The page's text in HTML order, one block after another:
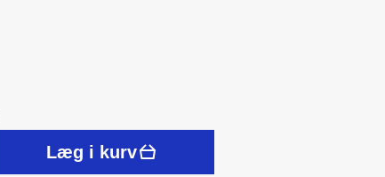
Læg i kurv